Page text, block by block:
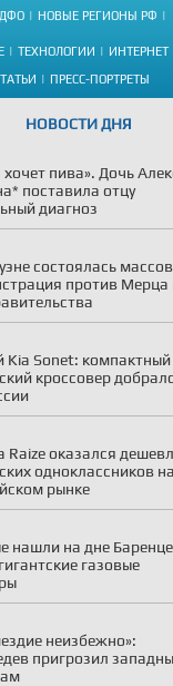
ДФО НОВЫЕ РЕГИОНЫ РФ
ТЕХНОЛОГИИ ИНТЕРНЕТ
ПРЕСС-ПОРТРЕТЫ
НОВОСТИ ДНЯ
пива». Дочь
поставила отцу
диагноз
состоялась
против Мерца
Kia Sonet: компактный
кроссовер
Raize оказался
одноклассников на
рынке
нашли на дне
газовые
неизбежно»:
пригрозил